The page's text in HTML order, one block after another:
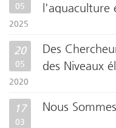
l'aquaculture
05
2025
Des
des Niveaux
20
05
2020
Nous
17
03